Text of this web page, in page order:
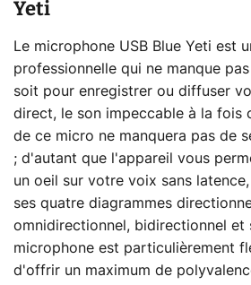
Yeti
Le microphone USB Blue Yeti est
professionnelle qui ne manque
soit pour enregistrer ou diffuser
direct, le son impeccable à la fois
de ce micro ne manquera pas de
; d'autant que l'appareil vous
un oeil sur votre voix sans
ses quatre diagrammes
omnidirectionnel, bidirectionnel et
microphone est particulièrement
d'offrir un maximum de